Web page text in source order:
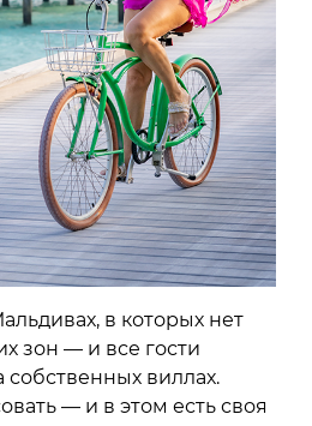
в которых нет
зон — и все гости
виллах.
— и в этом есть своя